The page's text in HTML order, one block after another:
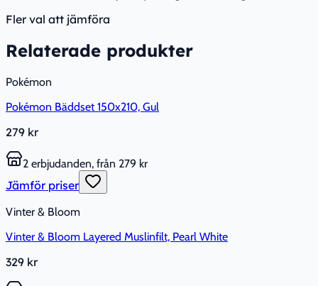
Fler val att jämföra
Relaterade produkter
Pokémon
Pokémon Bäddset 150x210, Gul
279 kr
2 erbjudanden, från 279 kr
Jämför priser
Vinter & Bloom
Vinter & Bloom Layered Muslinfilt, Pearl White
329 kr